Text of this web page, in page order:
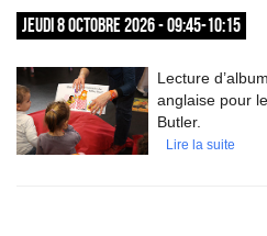
JEUDI 8 OCTOBRE 2026 - 09:45-10:15
Lecture
anglaise pour
Butler.
Lire la suite